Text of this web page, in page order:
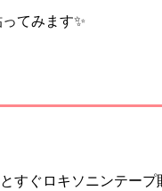
てみます✨
すぐロキソニンテープ